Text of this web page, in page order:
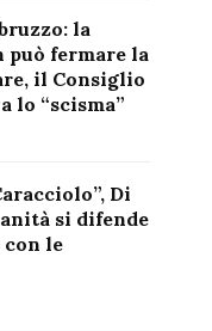
la
può fermare la
il Consiglio
lo “scisma”
Di
si difende
le